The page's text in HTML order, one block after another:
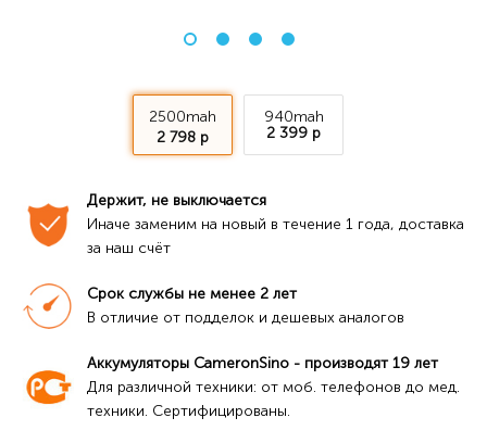
2500mah
2 798 р
940mah
2 399 р
Держит, не выключается
Иначе заменим на новый в течение 1 года, доставка
за наш счёт
Срок службы не менее 2 лет
В отличие от подделок и дешевых аналогов
Аккумуляторы CameronSino - производят 19 лет
Для различной техники: от моб. телефонов до мед.
техники. Сертифицированы.